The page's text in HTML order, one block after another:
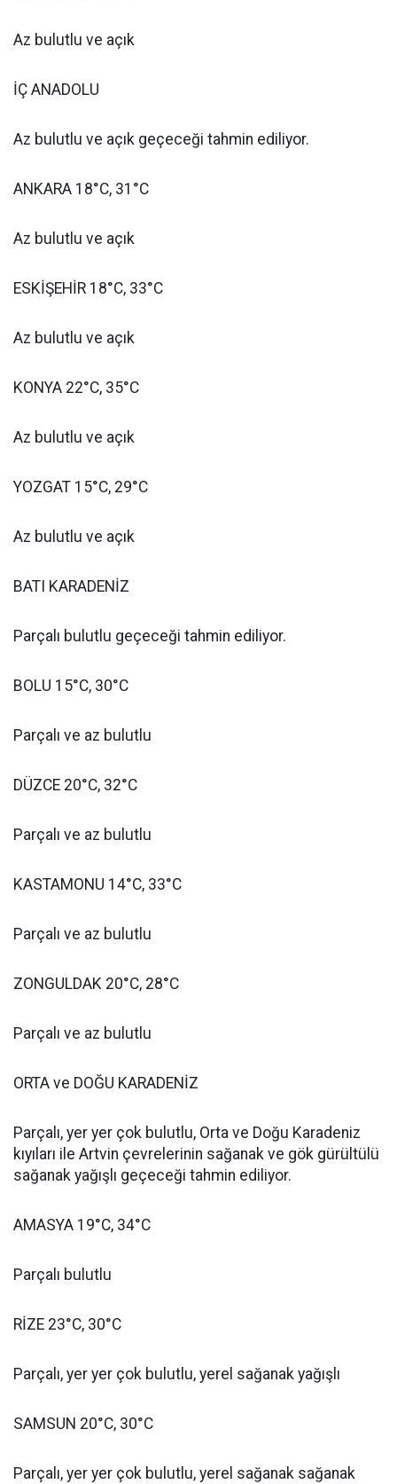
Az bulutlu ve açık
İÇ ANADOLU
Az bulutlu ve açık geçeceği tahmin ediliyor.
ANKARA 18°C, 31°C
Az bulutlu ve açık
ESKİŞEHİR 18°C, 33°C
Az bulutlu ve açık
KONYA 22°C, 35°C
Az bulutlu ve açık
YOZGAT 15°C, 29°C
Az bulutlu ve açık
BATI KARADENİZ
Parçalı bulutlu geçeceği tahmin ediliyor.
BOLU 15°C, 30°C
Parçalı ve az bulutlu
DÜZCE 20°C, 32°C
Parçalı ve az bulutlu
KASTAMONU 14°C, 33°C
Parçalı ve az bulutlu
ZONGULDAK 20°C, 28°C
Parçalı ve az bulutlu
ORTA ve DOĞU KARADENİZ
Parçalı, yer yer çok bulutlu, Orta ve Doğu Karadeniz
kıyıları ile Artvin çevrelerinin sağanak ve gök gürültülü
sağanak yağışlı geçeceği tahmin ediliyor.
AMASYA 19°C, 34°C
Parçalı bulutlu
RİZE 23°C, 30°C
Parçalı, yer yer çok bulutlu, yerel sağanak yağışlı
SAMSUN 20°C, 30°C
Parçalı, yer yer çok bulutlu, yerel sağanak sağanak